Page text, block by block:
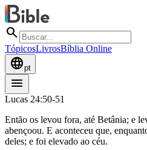
search
TópicosLivrosBíblia Online
languagept
menu
Lucas 24:50-51
Então os levou fora, até Betânia; e
abençoou. E aconteceu que,
deles; e foi elevado ao céu.